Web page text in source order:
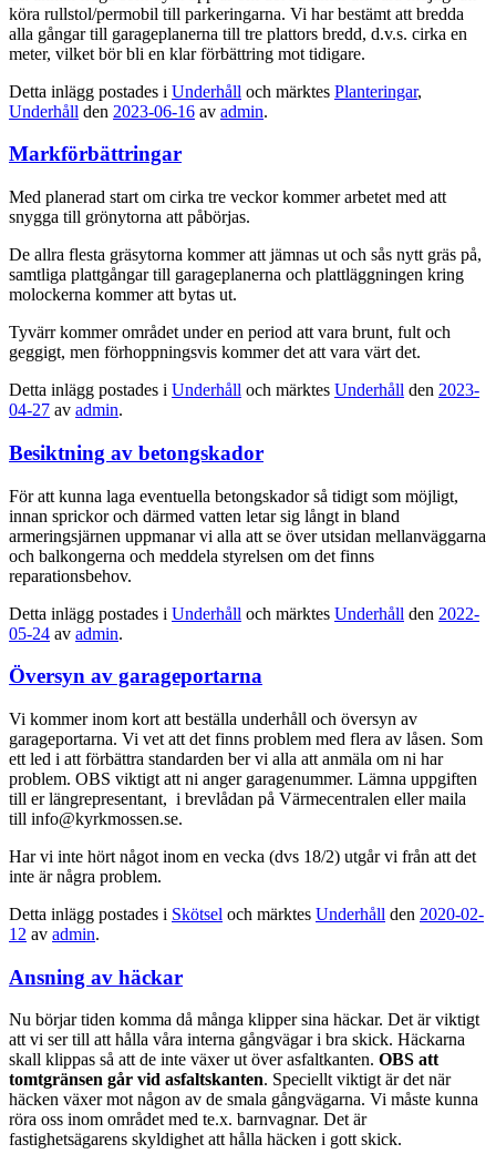
köra rullstol/permobil till parkeringarna. Vi har bestämt att bredda
alla gångar till garageplanerna till tre plattors bredd, d.v.s. cirka en
meter, vilket bör bli en klar förbättring mot tidigare.
Detta inlägg postades i Underhåll och märktes Planteringar,
Underhåll den 2023-06-16 av admin.
Markförbättringar
Med planerad start om cirka tre veckor kommer arbetet med att
snygga till grönytorna att påbörjas.
De allra flesta gräsytorna kommer att jämnas ut och sås nytt gräs på,
samtliga plattgångar till garageplanerna och plattläggningen kring
molockerna kommer att bytas ut.
Tyvärr kommer området under en period att vara brunt, fult och
geggigt, men förhoppningsvis kommer det att vara värt det.
Detta inlägg postades i Underhåll och märktes Underhåll den 2023-
04-27 av admin.
Besiktning av betongskador
För att kunna laga eventuella betongskador så tidigt som möjligt,
innan sprickor och därmed vatten letar sig långt in bland
armeringsjärnen uppmanar vi alla att se över utsidan mellanväggarna
och balkongerna och meddela styrelsen om det finns
reparationsbehov.
Detta inlägg postades i Underhåll och märktes Underhåll den 2022-
05-24 av admin.
Översyn av garageportarna
Vi kommer inom kort att beställa underhåll och översyn av
garageportarna. Vi vet att det finns problem med flera av låsen. Som
ett led i att förbättra standarden ber vi alla att anmäla om ni har
problem. OBS viktigt att ni anger garagenummer. Lämna uppgiften
till er längrepresentant, i brevlådan på Värmecentralen eller maila
till info@kyrkmossen.se.
Har vi inte hört något inom en vecka (dvs 18/2) utgår vi från att det
inte är några problem.
Detta inlägg postades i Skötsel och märktes Underhåll den 2020-02-
12 av admin.
Ansning av häckar
Nu börjar tiden komma då många klipper sina häckar. Det är viktigt
att vi ser till att hålla våra interna gångvägar i bra skick. Häckarna
skall klippas så att de inte växer ut över asfaltkanten. OBS att
tomtgränsen går vid asfaltskanten. Speciellt viktigt är det när
häcken växer mot någon av de smala gångvägarna. Vi måste kunna
röra oss inom området med te.x. barnvagnar. Det är
fastighetsägarens skyldighet att hålla häcken i gott skick.